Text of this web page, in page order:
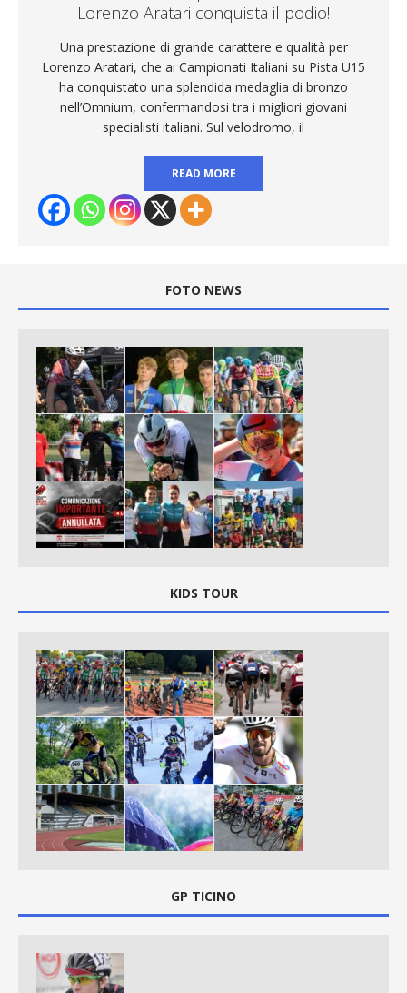
Lorenzo Aratari conquista il podio!
Una prestazione di grande carattere e qualità per
Lorenzo Aratari, che ai Campionati Italiani su Pista U15
ha conquistato una splendida medaglia di bronzo
nell’Omnium, confermandosi tra i migliori giovani
specialisti italiani. Sul velodromo, il
READ MORE
FOTO NEWS
KIDS TOUR
GP TICINO